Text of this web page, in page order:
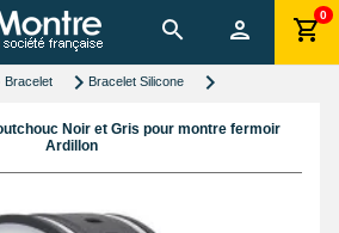
0
Bracelet Bracelet Silicone
Noir et Gris pour montre fermoir
Ardillon